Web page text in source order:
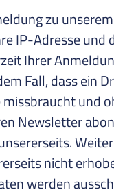
zu
IP-Adresse und
Ihrer
Fall, dass ein
und
Newsletter
nicht
werden